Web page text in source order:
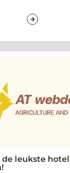
de leukste